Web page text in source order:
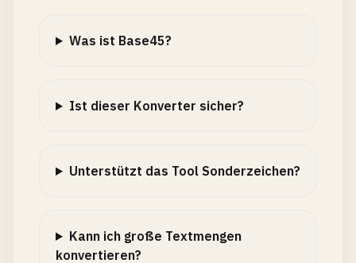
Was ist Base45?
Ist dieser Konverter sicher?
Unterstützt das Tool Sonderzeichen?
Kann ich große Textmengen
konvertieren?